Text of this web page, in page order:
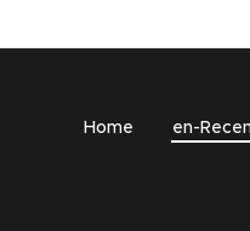
Home en-